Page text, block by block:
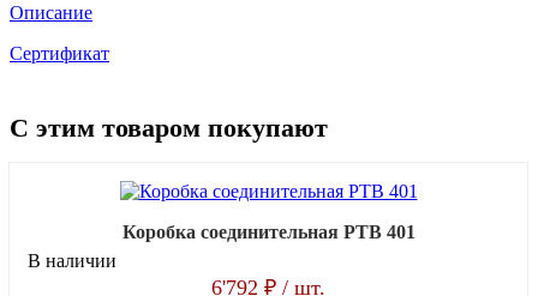
Описание
Сертификат
С этим товаром покупают
Коробка соединительная РТВ 401
В наличии
6'792 ₽ / шт.